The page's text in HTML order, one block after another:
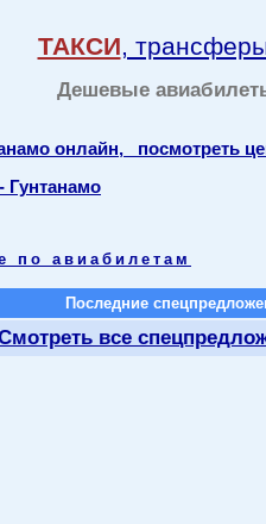
ТАКСИ,
Дешевые
онлайн, посмотреть
Гунтанамо
по авиабилетам
Последние
все